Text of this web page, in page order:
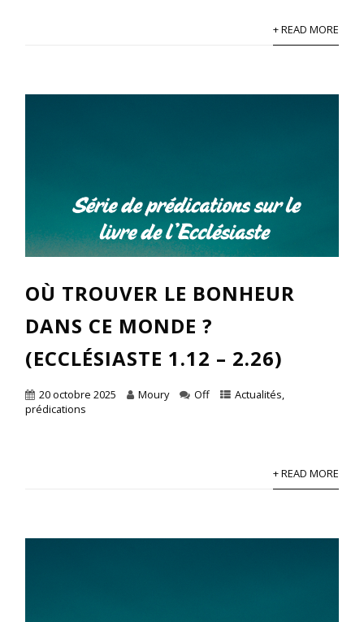
+ READ MORE
OÙ TROUVER LE BONHEUR
DANS CE MONDE ?
(ECCLÉSIASTE 1.12 – 2.26)
20 octobre 2025 Moury Off Actualités,
prédications
+ READ MORE